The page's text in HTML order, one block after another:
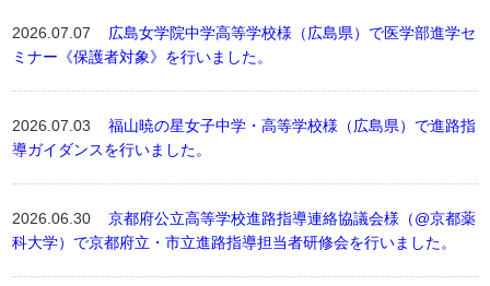
2026.07.07 広島女学院中学高等学校様（広島県）で医学部進学セ
ミナー《保護者対象》を行いました。
2026.07.03福山暁の星女子中学・高等学校様（広島県）で進路指
導ガイダンスを行いました。
2026.06.30京都府公立高等学校進路指導連絡協議会様（@京都薬
科大学）で京都府立・市立進路指導担当者研修会を行いました。